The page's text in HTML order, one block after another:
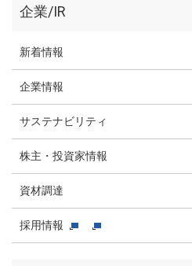
企業/IR
新着情報
企業情報
サステナビリティ
株主・投資家情報
資材調達
採用情報